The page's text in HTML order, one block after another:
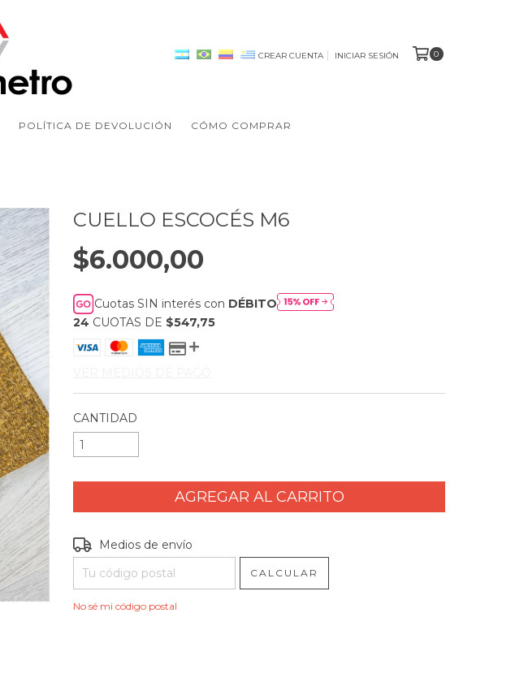
CREAR CUENTA INICIAR SESIÓN 0
POLÍTICA DE DEVOLUCIÓN CÓMO COMPRAR
CUELLO ESCOCÉS M6
$6.000,00
Cuotas SIN interés con DÉBITO
24 CUOTAS DE $547,75
CANTIDAD
Entregas para el CP:
Medios de envío
CALCULAR
No sé mi código postal